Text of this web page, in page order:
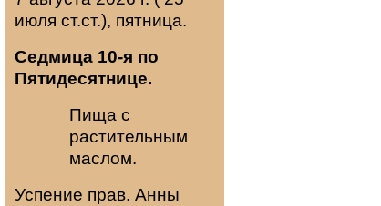
июля ст.ст.), пятница.
Седмица 10-я по
Пятидесятнице.
Пища с
растительным
маслом.
Успение прав. Анны